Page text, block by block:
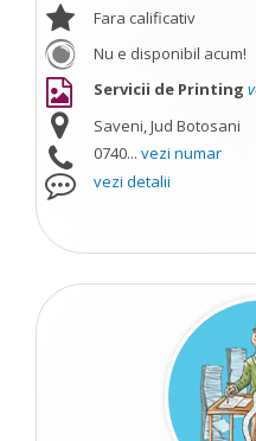
Fara calificativ
Nu e disponibil acum!
Servicii de Printing
Saveni, Jud Botosani
0740... vezi numar
vezi detalii